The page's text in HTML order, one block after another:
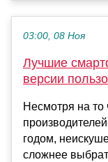
03:00, 08 Ноя
Лучшие
версии
Несмотря на то
годом,
сложнее